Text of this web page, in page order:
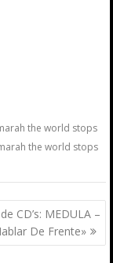
the world stops
the world stops
CD’s: MEDULA –
De Frente»